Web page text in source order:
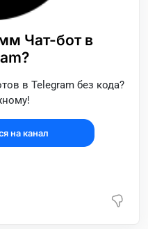
Чат-бот в
в Telegram без кода?
на канал